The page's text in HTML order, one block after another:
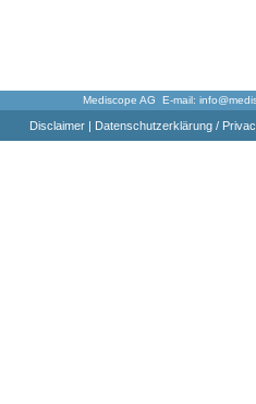
Mediscope AG E-mail:
Disclaimer| Datenschutzerklärung /